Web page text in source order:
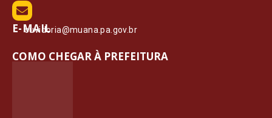
E-MAIL
ouvidoria@muana.pa.gov.br
COMO CHEGAR À PREFEITURA